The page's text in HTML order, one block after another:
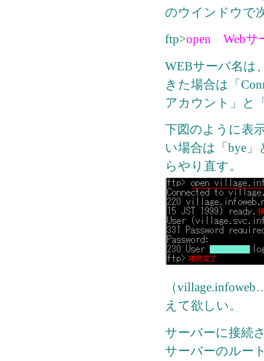
のウインドウで
ftp>open Webサ
WEBサーバ名は
きた場合は「
アカウント」と
下図のように表
い場合は「bye
らやり直す。
（
えて欲しい。
サーバーに接続
サーバーのルー